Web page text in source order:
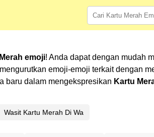
emoji! Anda dapat dengan mudah
emoji-emoji terkait dengan
baru dalam mengekspresikan Kartu
Wasit Kartu Merah Di Wa